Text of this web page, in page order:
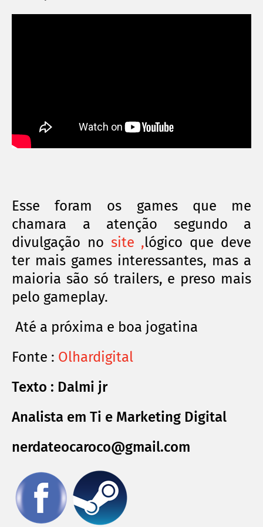
Esse foram os games que me
chamara a atenção segundo a
divulgação no site ,lógico que deve
ter mais games interessantes, mas a
maioria são só trailers, e preso mais
pelo gameplay.
Até a próxima e boa jogatina
Fonte : Olhardigital
Texto : Dalmi jr
Analista em Ti e Marketing Digital
nerdateocaroco@gmail.com